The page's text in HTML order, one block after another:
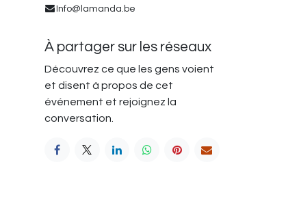
Info@lamanda.be
À partager sur les réseaux
Découvrez ce que les gens voient
et disent à propos de cet
événement et rejoignez la
conversation.